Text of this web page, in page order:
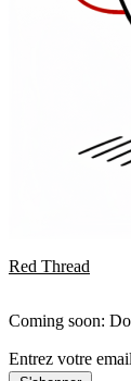
Red Thread
Coming soon:
Entrez votre email